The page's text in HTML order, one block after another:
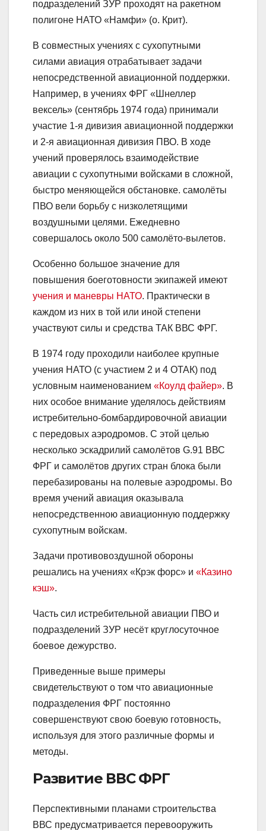
подразделений ЗУР проходят на ракетном
полигоне НАТО «Намфи» (о. Крит).
В совместных учениях с сухопутными
силами авиация отрабатывает задачи
непосредственной авиационной поддержки.
Например, в учениях ФРГ «Шнеллер
вексель» (сентябрь 1974 года) принимали
участие 1-я дивизия авиационной поддержки
и 2-я авиационная дивизия ПВО. В ходе
учений проверялось взаимодействие
авиации с сухопутными войсками в сложной,
быстро меняющейся обстановке. самолёты
ПВО вели борьбу с низколетящими
воздушными целями. Ежедневно
совершалось около 500 самолёто-вылетов.
Особенно большое значение для
повышения боеготовности экипажей имеют
учения и маневры НАТО. Практически в
каждом из них в той или иной степени
участвуют силы и средства ТАК ВВС ФРГ.
В 1974 году проходили наиболее крупные
учения НАТО (с участием 2 и 4 ОТАК) под
условным наименованием «Коулд файер». В
них особое внимание уделялось действиям
истребительно-бомбардировочной авиации
с передовых аэродромов. С этой целью
несколько эскадрилий самолётов G.91 ВВС
ФРГ и самолётов других стран блока были
перебазированы на полевые аэродромы. Во
время учений авиация оказывала
непосредственною авиационную поддержку
сухопутным войскам.
Задачи противовоздушной обороны
решались на учениях «Крэк форс» и «Казино
кэш».
Часть сил истребительной авиации ПВО и
подразделений ЗУР несёт круглосуточное
боевое дежурство.
Приведенные выше примеры
свидетельствуют о том что авиационные
подразделения ФРГ постоянно
совершенствуют свою боевую готовность,
используя для этого различные формы и
методы.
Развитие ВВС ФРГ
Перспективными планами строительства
ВВС предусматривается перевооружить